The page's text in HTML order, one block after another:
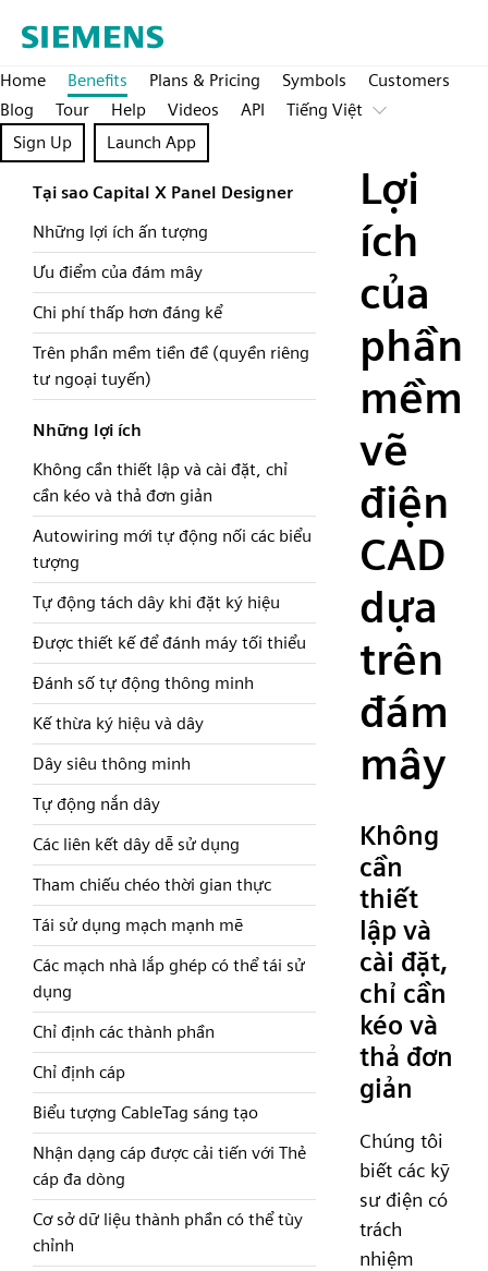
Home Benefits Plans & Pricing Symbols
Customers
Blog
Tour Help Videos API
Tiếng Việt
Sign Up
Launch App
Tại sao Capital X Panel Designer
Những lợi ích ấn tượng
Ưu điểm của đám mây
Chi phí thấp hơn đáng kể
Trên phần mềm tiền đề (quyền riêng
tư ngoại tuyến)
Những lợi ích
Không cần thiết lập và cài đặt, chỉ
cần kéo và thả đơn giản
Autowiring mới tự động nối các biểu
tượng
Tự động tách dây khi đặt ký hiệu
Được thiết kế để đánh máy tối thiểu
Đánh số tự động thông minh
Kế thừa ký hiệu và dây
Dây siêu thông minh
Tự động nắn dây
Các liên kết dây dễ sử dụng
Tham chiếu chéo thời gian thực
Tái sử dụng mạch mạnh mẽ
Các mạch nhà lắp ghép có thể tái sử
dụng
Chỉ định các thành phần
Chỉ định cáp
Biểu tượng CableTag sáng tạo
Nhận dạng cáp được cải tiến với Thẻ
cáp đa dòng
Cơ sở dữ liệu thành phần có thể tùy
chỉnh
Lợi
ích
của
phần
mềm
vẽ
điện
CAD
dựa
trên
đám
mây
Không
cần
thiết
lập và
cài đặt,
chỉ cần
kéo và
thả đơn
giản
Chúng tôi
biết các kỹ
sư điện có
trách
nhiệm